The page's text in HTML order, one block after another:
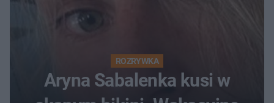
ROZRYWKA
Aryna Sabalenka kusi w